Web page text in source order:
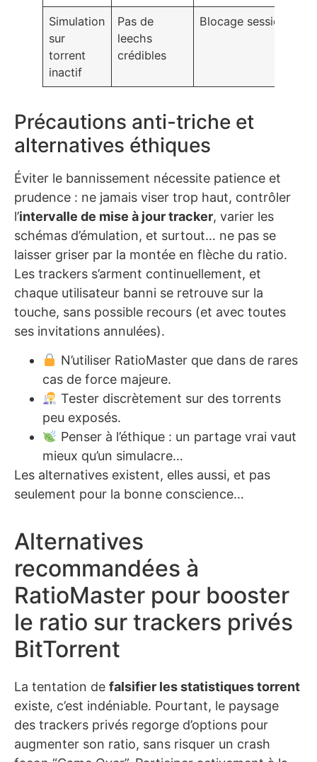
Simulation
sur
torrent
inactif
Pas de
leechs
crédibles
Blocage session
Précautions anti-triche et
alternatives éthiques
Éviter le bannissement nécessite patience et
prudence : ne jamais viser trop haut, contrôler
l’intervalle de mise à jour tracker, varier les
schémas d’émulation, et surtout… ne pas se
laisser griser par la montée en flèche du ratio.
Les trackers s’arment continuellement, et
chaque utilisateur banni se retrouve sur la
touche, sans possible recours (et avec toutes
ses invitations annulées).
N’utiliser RatioMaster que dans de rares
cas de force majeure.
Tester discrètement sur des torrents
peu exposés.
Penser à l’éthique : un partage vrai vaut
mieux qu’un simulacre…
Les alternatives existent, elles aussi, et pas
seulement pour la bonne conscience…
Alternatives
recommandées à
RatioMaster pour booster
le ratio sur trackers privés
BitTorrent
La tentation de falsifier les statistiques torrent
existe, c’est indéniable. Pourtant, le paysage
des trackers privés regorge d’options pour
augmenter son ratio, sans risquer un crash